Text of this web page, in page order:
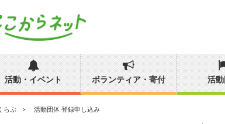
活動・イベント ボランティア・寄付 活
らぶ 活動団体 登録申し込み